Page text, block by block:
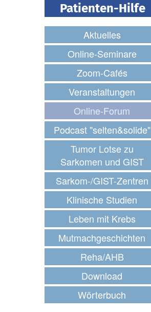
Patienten-Hilfe
Aktuelles
Online-Seminare
Zoom-Cafés
Veranstaltungen
Online-Forum
Podcast "selten&solide"
Tumor Lotse zu
Sarkomen und GIST
Sarkom-/GIST-Zentren
Klinische Studien
Leben mit Krebs
Mutmachgeschichten
Reha/AHB
Download
Wörterbuch